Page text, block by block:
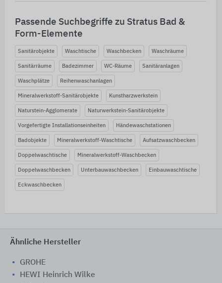
Passende Suchbegriffe zu Stratus Bad &
Form-Elemente
Sanitärobjekte Waschtische Waschbecken Waschräume
Sanitärräume Badezimmer WC-Räume Sanitäranlagen
Waschplätze Reihenwaschanlagen
Mineralwerkstoff-Sanitärobjekte Kunstharzwerkstein
Naturstein-Agglomerate Naturwerkstein-Sanitärobjekte
Vorgefertigte Installationseinheiten Händewaschstationen
Badobjekte Mineralwerkstoff-Waschtische Aufsatzwaschbecken
Doppelwaschtische Mineralwerkstoff-Waschbecken
Doppelwaschbecken Unterbauwaschbecken Einbauwaschtische
Eckwaschbecken
Ähnliche Hersteller
GROHE
HEWI Heinrich Wilke